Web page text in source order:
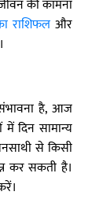
की कामना
राशिफल और
है, आज
दिन सामान्य
से किसी
कर सकती है।